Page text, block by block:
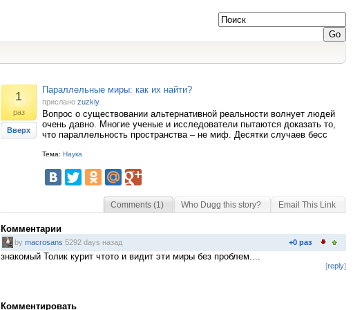
1
раз
Вверх
Параллельные миры: как их найти?
прислано zuzkiy
Вопрос о существовании альтернативной реальности волнует людей
очень давно. Многие ученые и исследователи пытаются доказать то,
что параллельность пространства – не миф. Десятки случаев бесс
Тема: Наука
Comments (1) Who Dugg this story? Email This Link
Комментарии
by macrosans 5292 days назад +0 раз
знакомый Толик курит чтото и видит эти миры без проблем....
[reply]
Комментировать